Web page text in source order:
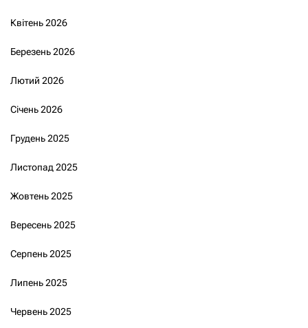
Квітень 2026
Березень 2026
Лютий 2026
Січень 2026
Грудень 2025
Листопад 2025
Жовтень 2025
Вересень 2025
Серпень 2025
Липень 2025
Червень 2025